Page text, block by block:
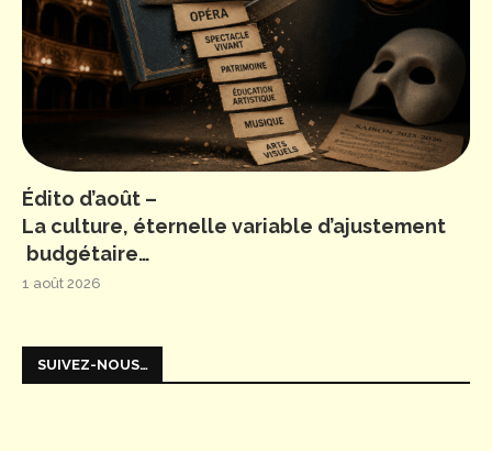
Édito d’août –
La culture, éternelle variable d’ajustement
budgétaire…
1 août 2026
SUIVEZ-NOUS…